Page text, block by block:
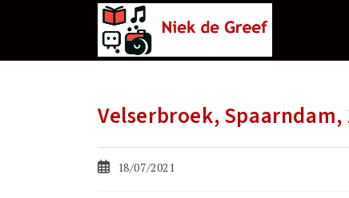
Velserbroek, Spaarndam,
Bericht18/07/2021